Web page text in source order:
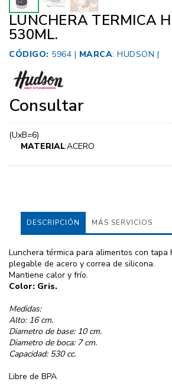
LUNCHERA TERMICA
530ML.
CÓDIGO: 5964 | MARCA: HUDSON |
Consultar
(UxB=6)
MATERIAL:ACERO
DESCRIPCIÓN MÁS SERVICIOS
Lunchera térmica para alimentos con tapa
plegable de acero y correa de silicona.
Mantiene calor y frío.
Color: Gris.
Medidas:
Alto: 16 cm.
Diametro de base: 10 cm.
Diametro de boca: 7 cm.
Capacidad: 530 cc.
Libre de BPA